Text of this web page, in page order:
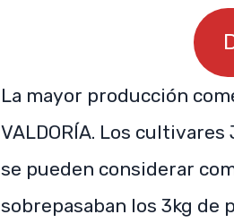
La mayor producción
VALDORÍA. Los cultivares
se pueden considerar
sobrepasaban los 3kg de